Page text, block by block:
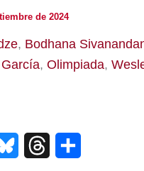
de 2024
, Bodhana
, Olimpiada,